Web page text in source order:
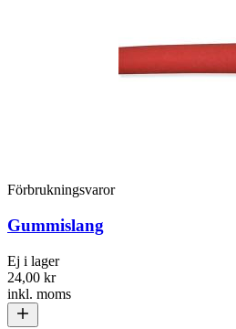
Förbrukningsvaror
Gummislang
Ej i lager
24,00 kr
inkl. moms